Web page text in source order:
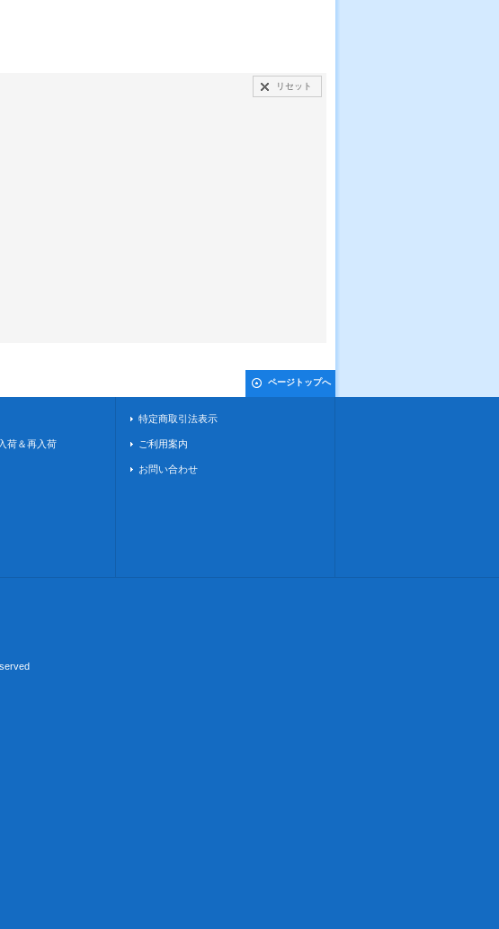
リセット
ページトップへ
荷＆再入荷
特定商取引法表示
ご利用案内
お問い合わせ